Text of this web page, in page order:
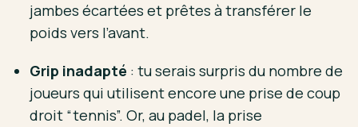
jambes écartées et prêtes à transférer le
poids vers l’avant.
Grip inadapté : tu serais surpris du nombre de
joueurs qui utilisent encore une prise de coup
droit “tennis”. Or, au padel, la prise